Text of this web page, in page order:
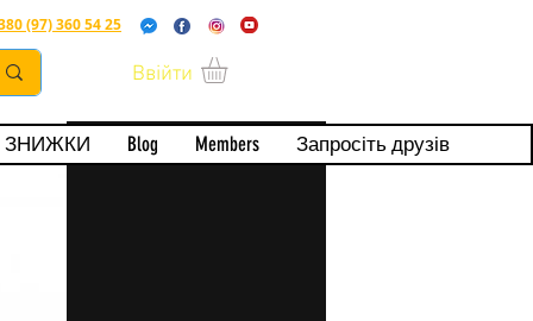
(97) 360 54 25
Ввійти
ЗНИЖКИ Blog Members Запросіть друзів